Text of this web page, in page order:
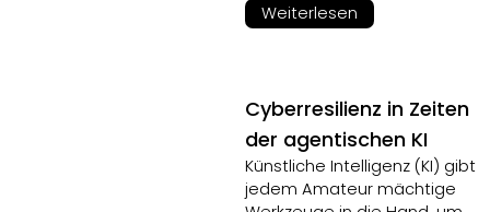
Weiterlesen
Cyberresilienz in Zeiten
der agentischen KI
Künstliche Intelligenz (KI) gibt
jedem Amateur mächtige